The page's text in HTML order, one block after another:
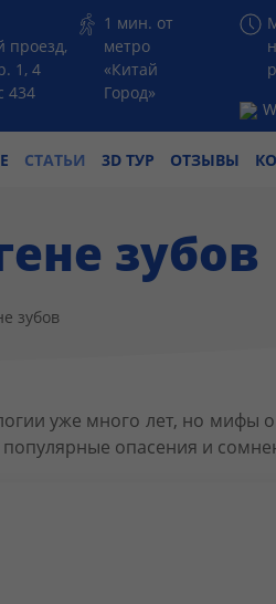
проезд,
1, 4
434
1 мин. от
метро
«Китай
Город»
СТАТЬИ 3D ТУР ОТЗЫВЫ
зубов
зубов
уже много лет, но
опасения и